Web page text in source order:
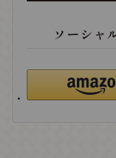
ソーシャ